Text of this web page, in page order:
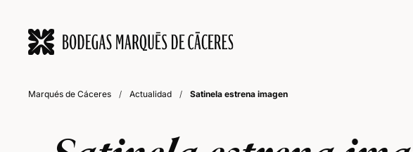
Marqués de Cáceres / Actualidad / Satinela estrena imagen